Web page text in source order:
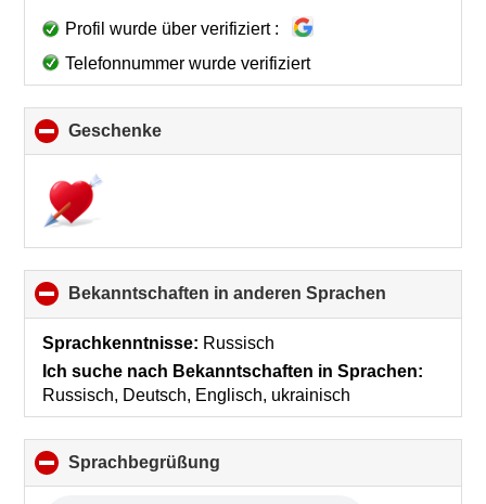
Profil wurde über verifiziert :
Telefonnummer wurde verifiziert
Geschenke
to
Bekanntschaften in anderen Sprachen
to
Sprachkenntnisse: Russisch
Ich suche nach Bekanntschaften in Sprachen:
Russisch, Deutsch, Englisch, ukrainisch
Sprachbegrüßung
to